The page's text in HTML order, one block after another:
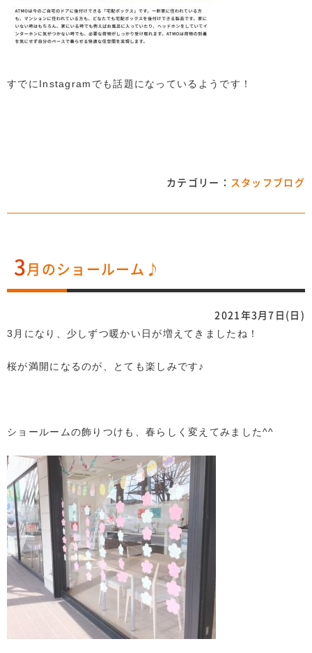
すでにInstagramでも話題になっているようです！
カテゴリー： スタッフブログ
3 月のショールーム♪
2021年3月7日(日)
3月になり、少しずつ暖かい日が増えてきましたね！
桜が満開になるのが、とても楽しみです♪
ショールームの飾りつけも、春らしく変えてみました^^